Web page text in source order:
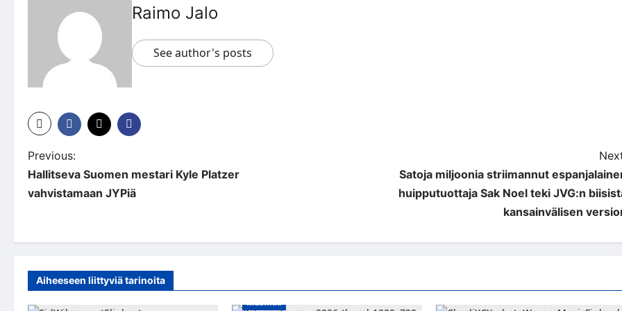
Raimo Jalo
See author's posts
P
o
a
Previous:
Hallitseva Suomen mestari Kyle Platzer
vahvistamaan JYPiä
Satoja miljoonia striimannut
huipputuottaja Sak Noel teki JVG:n
kansainvälisen
Aiheeseen liittyviä tarinoita
Musiikki